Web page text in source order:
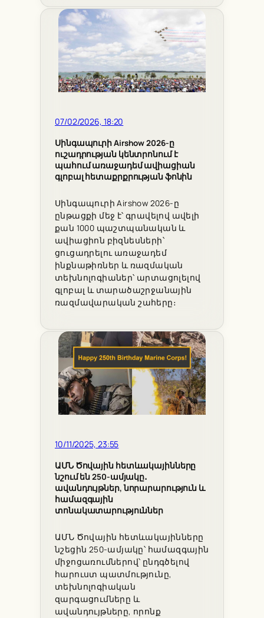
07/02/2026, 18:20
Սինգապուրի Airshow 2026-ը
ուշադրության կենտրոնում է
պահում առաջադեմ ավիացիան
գլոբալ հետաքրքրության ֆոնին
Սինգապուրի Airshow 2026-ը
ընթացքի մեջ է՝ գրավելով ավելի
քան 1000 պաշտպանական և
ավիացիոն բիզնեսների՝
ցուցադրելու առաջադեմ
ինքնաթիռներ և ռազմական
տեխնոլոգիաներ՝ արտացոլելով
գլոբալ և տարածաշրջանային
ռազմավարական շահերը։
10/11/2025, 23:55
ԱՄՆ Ծովային հետևակայինները
նշում են 250-ամյակը․
ավանդույթներ, նորարարություն և
համազգային
տոնակատարություններ
ԱՄՆ Ծովային հետևակայինները
նշեցին 250-ամյակը՝ համազգային
միջոցառումներով՝ ընդգծելով
հարուստ պատմությունը,
տեխնոլոգիական
զարգացումները և
ավանդույթները, որոնք